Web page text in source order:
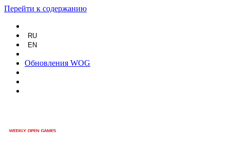
Перейти к содержанию
RU
EN
Обновления WOG